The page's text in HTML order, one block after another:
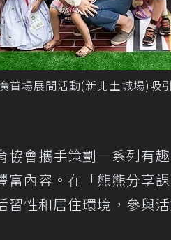
首場展間活動(新北土城場)吸
協會攜手策劃一系列有
富內容。在「熊熊分享
習性和居住環境，參與